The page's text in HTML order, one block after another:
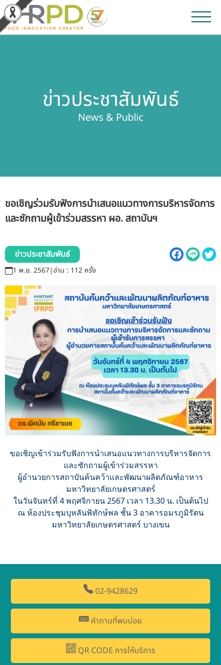
ผลิตภัณฑ์และจำหน่าย
เกี่ยวกับสถาบัน
บุคลากรสถาบัน
รับข้อร้องเรียนและข้อเสนอแนะ
ระบบสารสนเทศ (ใน)
ติดต่อเรา
สายตรงผู้บริหาร
ข่าวประชาสัมพันธ์
News & Public
ขอเชิญร่วมรับฟังการนำเสนอแนวทางการบริหารจัดการ
และซักถามผู้เข้าร่วมสรรหา ผอ. สถาบันฯ
ข่าวประชาสัมพันธ์
1 พ.ย. 2567|อ่าน : 112 ครั้ง
ขอเชิญเข้าร่วมรับฟังการนำเสนอแนวทางการบริหารจัดการ
และซักถามผู้เข้าร่วมสรรหา
ผู้อำนวยการสถาบันค้นคว้าและพัฒนาผลิตภัณฑ์อาหาร
มหาวิทยาลัยเกษตรศาสตร์
ในวันจันทร์ที่ 4 พฤศจิกายน 2567 เวลา 13.30 น. เป็นต้นไป
ณ ห้องประชุมบุหลันพิทักษ์พล ชั้น 3 อาคารอมรภูมิรัตน
มหาวิทยาลัยเกษตรศาสตร์ บางเขน
02-9428629
คำถามที่พบบ่อย
QR CODE การให้บริการ